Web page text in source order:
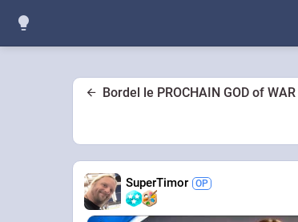
Bordel le PROCHAIN GOD of
SuperTimor